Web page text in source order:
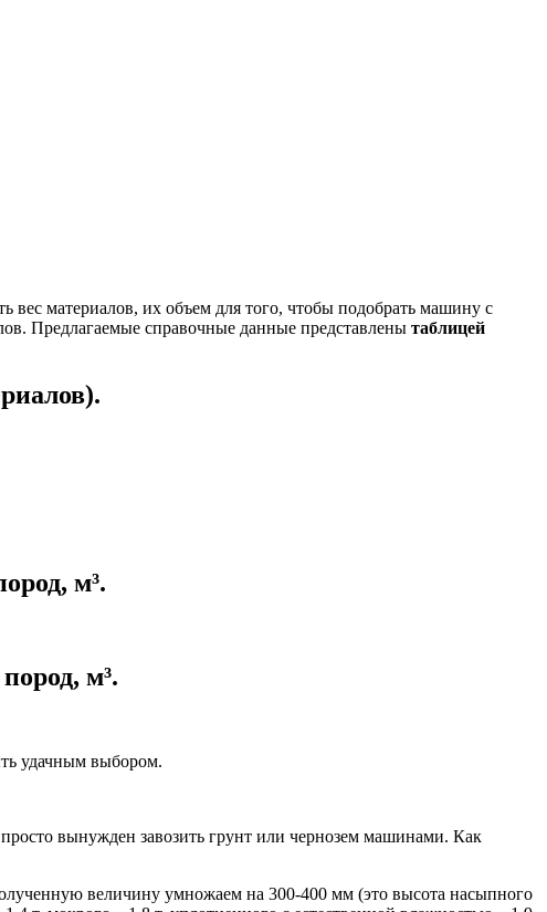
вес материалов, их объем для того, чтобы подобрать машину с
Предлагаемые справочные данные представлены таблицей
м³.
м³.
удачным выбором.
вынужден завозить грунт или чернозем машинами. Как
величину умножаем на 300-400 мм (это высота насыпного